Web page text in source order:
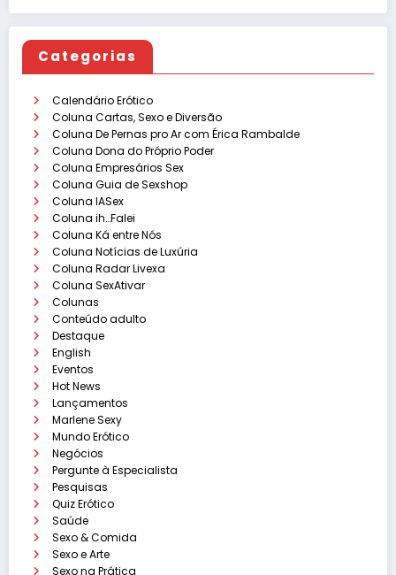
Categorias
Calendário Erótico
Coluna Cartas, Sexo e Diversão
Coluna De Pernas pro Ar com Érica Rambalde
Coluna Dona do Próprio Poder
Coluna Empresários Sex
Coluna Guia de Sexshop
Coluna IASex
Coluna ih…Falei
Coluna Ká entre Nós
Coluna Notícias de Luxúria
Coluna Radar Livexa
Coluna SexAtivar
Colunas
Conteúdo adulto
Destaque
English
Eventos
Hot News
Lançamentos
Marlene Sexy
Mundo Erótico
Negócios
Pergunte à Especialista
Pesquisas
Quiz Erótico
Saúde
Sexo & Comida
Sexo e Arte
Sexo na Prática